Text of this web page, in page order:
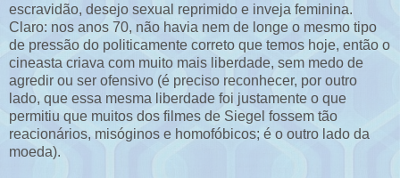
escravidão, desejo sexual reprimido e inveja feminina.
Claro: nos anos 70, não havia nem de longe o mesmo tipo
de pressão do politicamente correto que temos hoje, então o
cineasta criava com muito mais liberdade, sem medo de
agredir ou ser ofensivo (é preciso reconhecer, por outro
lado, que essa mesma liberdade foi justamente o que
permitiu que muitos dos filmes de Siegel fossem tão
reacionários, misóginos e homofóbicos; é o outro lado da
moeda).